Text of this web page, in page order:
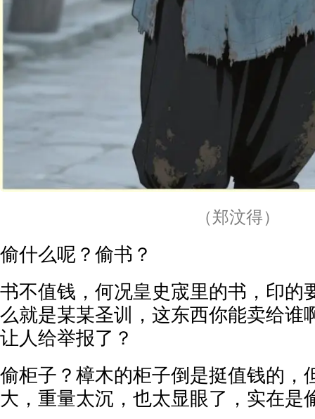
（郑汶得）
偷什么呢？偷书？
书不值钱，何况皇史宬里的书，印的
么就是某某圣训，这东西你能卖给谁
让人给举报了？
偷柜子？樟木的柜子倒是挺值钱的，
大，重量太沉，也太显眼了，实在是